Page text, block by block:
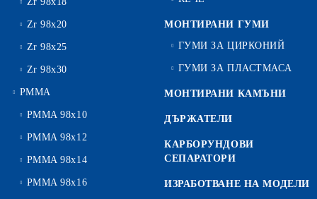
Zr 98x20
Zr 98x25
Zr 98x30
PMMA
PMMA 98x10
PMMA 98x12
PMMA 98x14
PMMA 98x16
МОНТИРАНИ ГУМИ
ГУМИ ЗА ЦИРКОНИЙ
ГУМИ ЗА ПЛАСТМАСА
МОНТИРАНИ КАМЪНИ
ДЪРЖАТЕЛИ
КАРБОРУНДОВИ
СЕПАРАТОРИ
ИЗРАБОТВАНЕ НА МОДЕЛИ